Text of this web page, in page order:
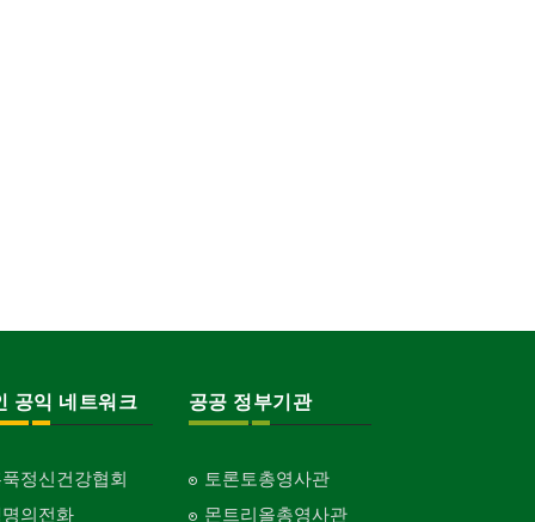
공익 네트워크
정신건강협회
의전화
공공 정부기관
토론토총영사관
몬트리올총영사관